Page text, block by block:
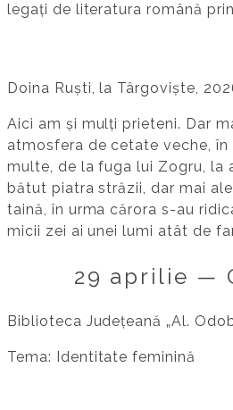
legați de literatura română
Doina Ruști, la Târgoviște,
Aici am și mulți prieteni. Dar
atmosfera de cetate veche,
multe, de la fuga lui Zogru, la
bătut piatra străzii, dar mai
taină, în urma cărora s-au
micii zei ai unei lumi atât de
29 aprilie —
Biblioteca Județeană „Al.
Tema: Identitate feminină